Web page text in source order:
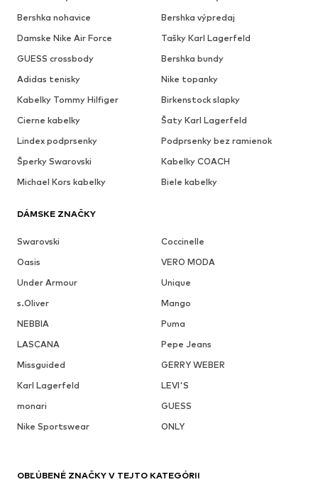
Bershka nohavice
Bershka výpredaj
Damske Nike Air Force
Tašky Karl Lagerfeld
GUESS crossbody
Bershka bundy
Adidas tenisky
Nike topanky
Kabelky Tommy Hilfiger
Birkenstock slapky
Cierne kabelky
Šaty Karl Lagerfeld
Lindex podprsenky
Podprsenky bez ramienok
Šperky Swarovski
Kabelky COACH
Michael Kors kabelky
Biele kabelky
DÁMSKE ZNAČKY
Swarovski
Coccinelle
Oasis
VERO MODA
Under Armour
Unique
s.Oliver
Mango
NEBBIA
Puma
LASCANA
Pepe Jeans
Missguided
GERRY WEBER
Karl Lagerfeld
LEVI'S
monari
GUESS
Nike Sportswear
ONLY
OBĽÚBENÉ ZNAČKY V TEJTO KATEGÓRII